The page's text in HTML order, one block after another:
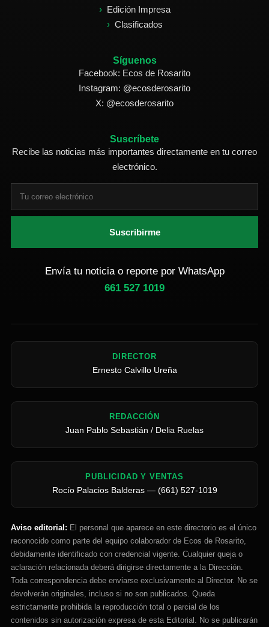
Edición Impresa
Clasificados
Síguenos
Facebook: Ecos de Rosarito
Instagram: @ecosderosarito
X: @ecosderosarito
Suscríbete
Recibe las noticias más importantes directamente en tu correo
electrónico.
Suscribirme
Envía tu noticia o reporte por WhatsApp
661 527 1019
DIRECTOR
Ernesto Calvillo Ureña
REDACCIÓN
Juan Pablo Sebastián / Delia Ruelas
PUBLICIDAD Y VENTAS
Rocío Palacios Balderas — (661) 527-1019
Aviso editorial: El personal que aparece en este directorio es el único
reconocido como parte del equipo colaborador de Ecos de Rosarito,
debidamente identificado con credencial vigente. Cualquier queja o
aclaración relacionada deberá dirigirse directamente a la Dirección.
Toda correspondencia debe enviarse exclusivamente al Director. No se
devolverán originales, incluso si no son publicados. Queda
estrictamente prohibida la reproducción total o parcial de los
contenidos sin autorización expresa de esta Editorial. No se publicarán